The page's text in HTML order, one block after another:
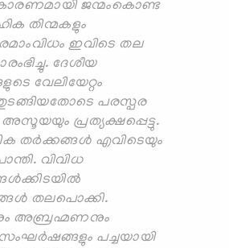
ജന്മംകൊണ്ട
തിന്മകളും
ഇവിടെ തല
ദേശീയ
വേലിയേറ്റം
പരസ്പര
അസൂയയും പ്രത്യക്ഷപ്പെട്ടു.
തര്‍ക്കങ്ങള്‍ എവിടെയും
വിവിധ
തലപൊക്കി.
അബ്രഹ്മണനും
പച്ചയായി